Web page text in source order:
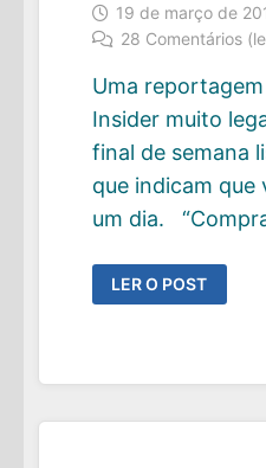
19 de março de
28 Comentários
Uma
Insider muito
final de semana
que indicam que
um dia.
11
SINAIS
QUE
QUE
PAREÇA
LER O POST